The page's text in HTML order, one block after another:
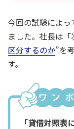
今回の試験によっ
ました。社長は「
区分するのか”を
す。
「貸借対照表